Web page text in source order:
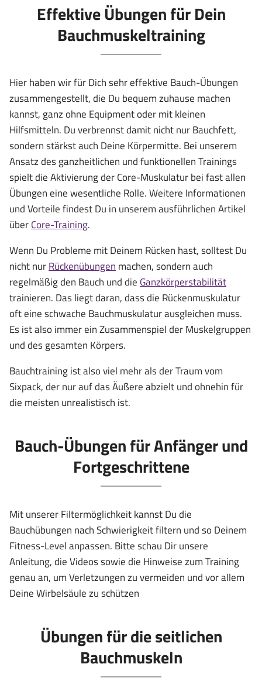
Effektive Übungen für Dein
Bauchmuskeltraining
Hier haben wir für Dich sehr effektive Bauch-Übungen
zusammengestellt, die Du bequem zuhause machen
kannst, ganz ohne Equipment oder mit kleinen
Hilfsmitteln. Du verbrennst damit nicht nur Bauchfett,
sondern stärkst auch Deine Körpermitte. Bei unserem
Ansatz des ganzheitlichen und funktionellen Trainings
spielt die Aktivierung der Core-Muskulatur bei fast allen
Übungen eine wesentliche Rolle. Weitere Informationen
und Vorteile findest Du in unserem ausführlichen Artikel
überCore-Training.
Wenn Du Probleme mit Deinem Rücken hast, solltest Du
nicht nurRückenübungen machen, sondern auch
regelmäßig den Bauch und die Ganzkörperstabilität
trainieren. Das liegt daran, dass die Rückenmuskulatur
oft eine schwache Bauchmuskulatur ausgleichen muss.
Es ist also immer ein Zusammenspiel der Muskelgruppen
und des gesamten Körpers.
Bauchtraining ist also viel mehr als der Traum vom
Sixpack, der nur auf das Äußere abzielt und ohnehin für
die meisten unrealistisch ist.
Bauch-Übungen für Anfänger und
Fortgeschrittene
Mit unserer Filtermöglichkeit kannst Du die
Bauchübungen nach Schwierigkeit filtern und so Deinem
Fitness-Level anpassen. Bitte schau Dir unsere
Anleitung, die Videos sowie die Hinweise zum Training
genau an, um Verletzungen zu vermeiden und vor allem
Deine Wirbelsäule zu schützen
Übungen für die seitlichen
Bauchmuskeln